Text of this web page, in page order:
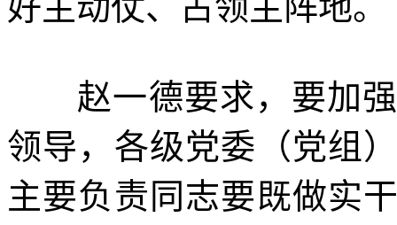
赵一德要求，要加
领导，各级党委（党组
主要负责同志要既做实